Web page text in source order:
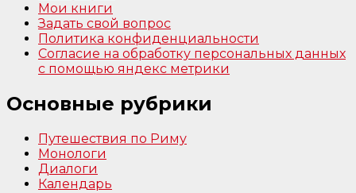
Мои книги
Задать свой вопрос
Политика конфиденциальности
Согласие на обработку персональных данных
с помощью яндекс метрики
Основные рубрики
Путешествия по Риму
Монологи
Диалоги
Календарь